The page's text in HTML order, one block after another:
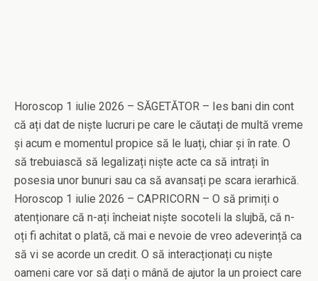
Horoscop 1 iulie 2026 – SĂGETĂTOR – Ies bani din cont
că ați dat de niște lucruri pe care le căutați de multă vreme
și acum e momentul propice să le luați, chiar și în rate. O
să trebuiască să legalizați niște acte ca să intrați în
posesia unor bunuri sau ca să avansați pe scara ierarhică.
Horoscop 1 iulie 2026 – CAPRICORN – O să primiți o
atenționare că n-ați încheiat niște socoteli la slujbă, că n-
oți fi achitat o plată, că mai e nevoie de vreo adeverință ca
să vi se acorde un credit. O să interacționați cu niște
oameni care vor să dați o mână de ajutor la un proiect care